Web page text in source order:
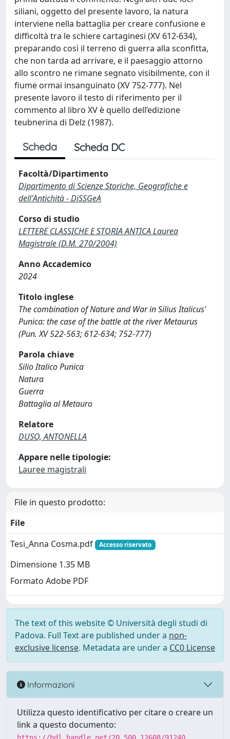
siliani, oggetto del presente lavoro, la natura
interviene nella battaglia per creare confusione e
difficoltà tra le schiere cartaginesi (XV 612-634),
preparando così il terreno di guerra alla sconfitta,
che non tarda ad arrivare, e il paesaggio attorno
allo scontro ne rimane segnato visibilmente, con il
fiume ormai insanguinato (XV 752-777). Nel
presente lavoro il testo di riferimento per il
commento al libro XV è quello dell’edizione
teubnerina di Delz (1987).
Scheda Scheda DC
Facoltà/Dipartimento
Dipartimento di Scienze Storiche, Geografiche e
dell'Antichità - DiSSGeA
Corso di studio
LETTERE CLASSICHE E STORIA ANTICA Laurea
Magistrale (D.M. 270/2004)
Anno Accademico
2024
Titolo inglese
The combination of Nature and War in Silius Italicus'
Punica: the case of the battle at the river Metaurus
(Pun. XV 522-563; 612-634; 752-777)
Parola chiave
Silio Italico Punica
Natura
Guerra
Battaglia al Metauro
Relatore
DUSO, ANTONELLA
Appare nelle tipologie:
Lauree magistrali
File in questo prodotto:
File
Tesi_Anna Cosma.pdf
Accesso riservato
Dimensione 1.35 MB
Formato Adobe PDF
The text of this website © Università degli studi di
Padova. Full Text are published under a non-
exclusive license. Metadata are under a CC0 License
Informazioni
Utilizza questo identificativo per citare o creare un
link a questo documento: